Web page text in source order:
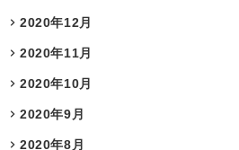
2020年12月
2020年11月
2020年10月
2020年9月
2020年8月